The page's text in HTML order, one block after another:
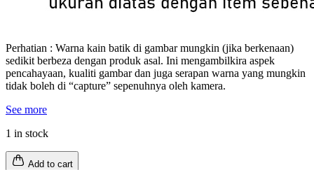
Perhatian : Warna kain batik di gambar mungkin (jika berkenaan)
sedikit berbeza dengan produk asal. Ini mengambilkira aspek
pencahayaan, kualiti gambar dan juga serapan warna yang mungkin
tidak boleh di “capture” sepenuhnya oleh kamera.
See more
1 in stock
Add to cart